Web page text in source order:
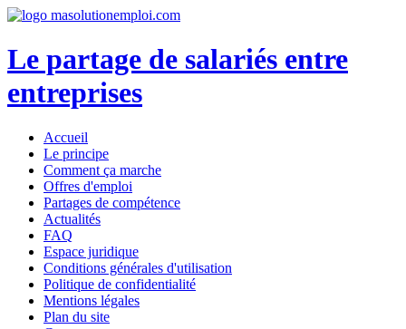
Le partage de salariés entre
entreprises
Accueil
Le principe
Comment ça marche
Offres d'emploi
Partages de compétence
Actualités
FAQ
Espace juridique
Conditions générales d'utilisation
Politique de confidentialité
Mentions légales
Plan du site